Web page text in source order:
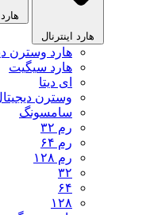
هارد اینترنال
هارد SSD
هارد وسترن
هارد سیگیت
ای دیتا
وسترن
سامسونگ
رم ۳۲
رم ۶۴
رم ۱۲۸
۳۲
۶۴
۱۲۸